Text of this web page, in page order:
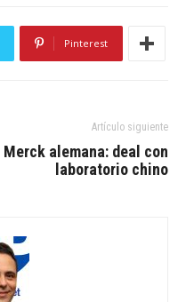
Pinterest
Artículo siguiente
Merck alemana: deal con
laboratorio chino